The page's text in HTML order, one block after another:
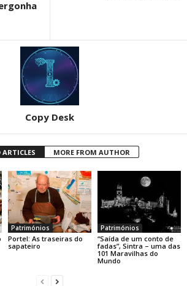
Copy Desk
ARTICLES MORE FROM AUTHOR
Patrimónios
Portel: As traseiras do
sapateiro
Patrimónios
“Saída de um conto de
fadas”, Sintra – uma das
101 Maravilhas do
Mundo